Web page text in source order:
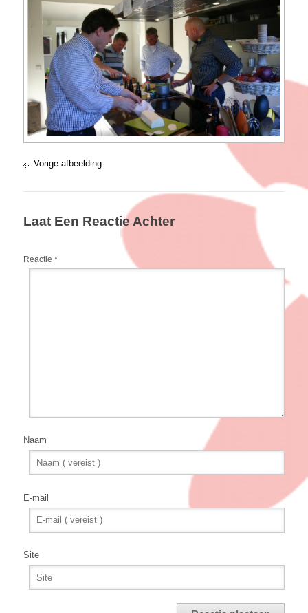
Vorige afbeelding
Laat Een Reactie Achter
Reactie *
Naam
E-mail
Site